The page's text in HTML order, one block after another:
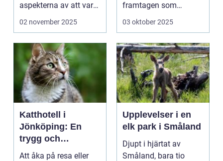
aspekterna av att vara
h&aum...
02 november 2025
framtagen som
sällskapshund. Den
03 oktober 2025
Katthotell i
Jönköping: En
trygg och
hemtrevlig lösning
Att åka på resa eller
Upplevelser i en
elk park i Småland
Djupt i hjärtat av
Småland, bara tio